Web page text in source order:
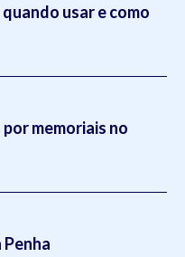
usar e como
memoriais no